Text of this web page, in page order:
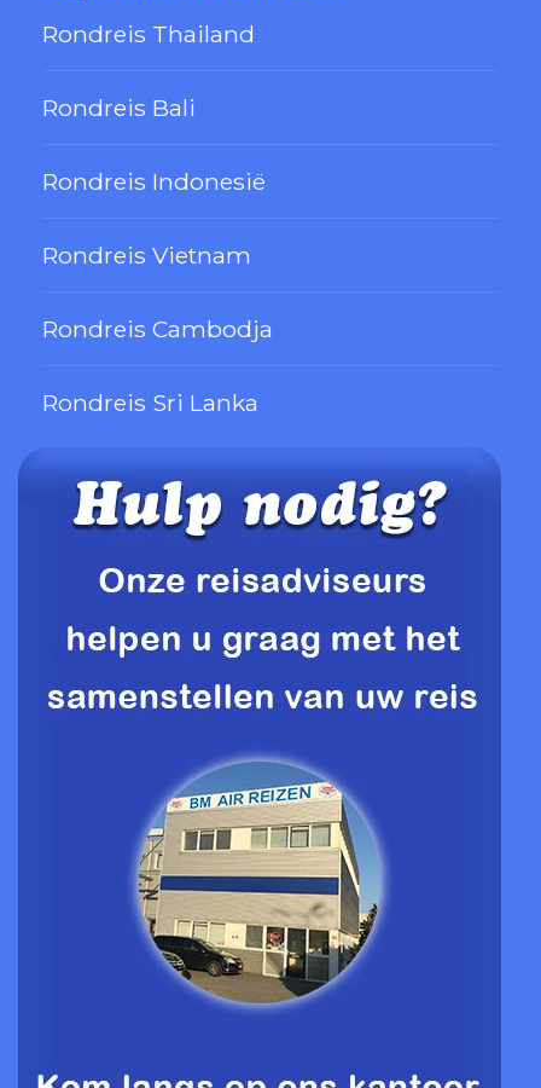
Rondreis Thailand
Rondreis Bali
Rondreis Indonesië
Rondreis Vietnam
Rondreis Cambodja
Rondreis Sri Lanka